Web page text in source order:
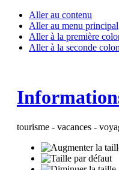
Aller au contenu
Aller au menu principal
Aller à la première
Aller à la seconde
tourisme - vacances -